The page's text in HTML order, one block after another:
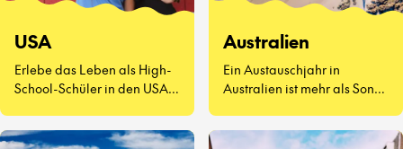
USA
Erlebe das Leben als High-
School-Schüler in den USA –
Australien
Ein Austauschjahr in
Australien ist mehr als Sonne
kennenzulernen, Vegemite